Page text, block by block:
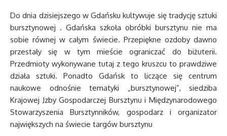
Do dnia dzisiejszego w Gdańsku kultywuje się tradycję sztuki
bursztynowej . Gdańska szkoła obróbki bursztynu nie ma
sobie równej w całym świecie. Przepiękne ozdoby dawno
przestały się w tym mieście ograniczać do biżuterii.
Przedmioty wykonywane tutaj z tego kruszcu to prawdziwe
działa sztuki. Ponadto Gdańsk to liczące się centrum
naukowe odnośnie tematyki „bursztynowej”, siedziba
Krajowej Jzby Gospodarczej Bursztynu i Międzynarodowego
Stowarzyszenia Bursztynników, gospodarz i organizator
największych na świecie targów bursztynu